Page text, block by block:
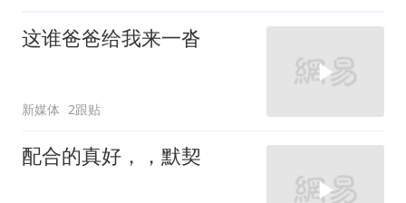
这谁爸爸给我来一沓
新媒体 2跟贴
配合的真好，，默契